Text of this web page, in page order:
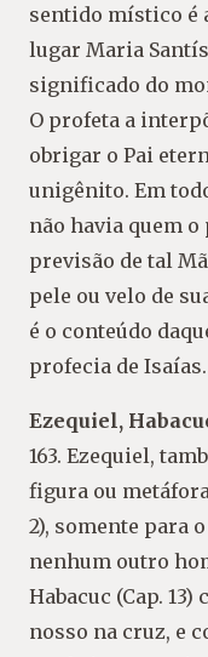
sentido místico é
lugar Maria
significado do
O profeta a
obrigar o Pai
unigênito. Em
não havia quem
previsão de tal
pele ou velo de
é o conteúdo
profecia de Isaías.
Ezequiel,
163. Ezequiel,
figura ou
2), somente para
nenhum outro
Habacuc (Cap.
nosso na cruz, e